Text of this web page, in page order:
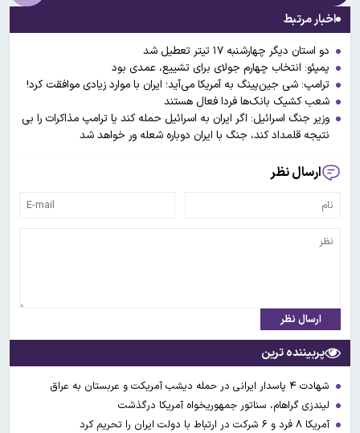
اخبار مرتبط
دو استان دیگر چهارشنبه ۱۷ تیتر تعطیل شد
پمپئو: انتخاب چهارم جولای برای تشییع، عمدی بود
ترامپ: شی جین‌پینگ به آمریکا می‌آید؛ ایران با موارد زیادی موافقت کرد!
شعب کشیک بانک‌ها فردا فعال هستند
وزیر جنگ اسرائیل: اگر ایران به اسرائیل حمله کند یا ترامپ مذاکرات را بی
نتیجه قلمداد کند، جنگ با ایران دوباره شعله ور خواهد شد
ارسال نظر
ارسال نظر
پربیننده ترین
شهادت ۴ پاسدار ایرانی در حمله دیشب آمریکت و عربستان به عراق
لیندزی گراهام، سناتور جمهوریخواه آمریکا درگذشت
آمریکا ۸ فرد و ۶ شرکت در ارتباط با دولت ایران را تحریم کرد